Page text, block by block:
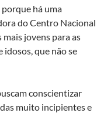
há uma
do Centro Nacional
jovens para as
idosos, que não se
conscientizar
muito incipientes e